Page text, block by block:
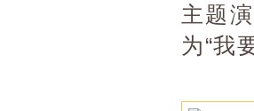
主题
为“我